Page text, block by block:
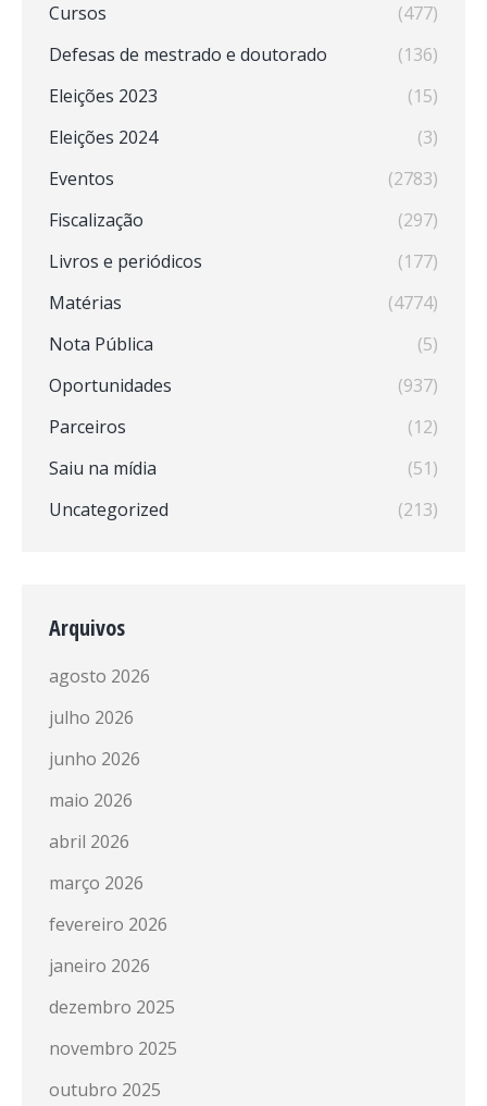
Cursos
(477)
Defesas de mestrado e doutorado
(136)
Eleições 2023
(15)
Eleições 2024
(3)
Eventos
(2783)
Fiscalização
(297)
Livros e periódicos
(177)
Matérias
(4774)
Nota Pública
(5)
Oportunidades
(937)
Parceiros
(12)
Saiu na mídia
(51)
Uncategorized
(213)
Arquivos
agosto 2026
julho 2026
junho 2026
maio 2026
abril 2026
março 2026
fevereiro 2026
janeiro 2026
dezembro 2025
novembro 2025
outubro 2025